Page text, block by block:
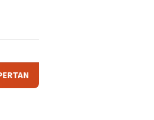
ANTAR BAGIAN DAN